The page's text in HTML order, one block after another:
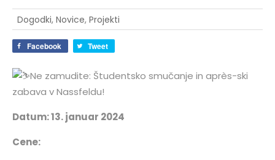
Dogodki, Novice, Projekti
Facebook Tweet
Ne zamudite: Študentsko smučanje in après-ski
zabava v Nassfeldu!
Datum: 13. januar 2024
Cene: